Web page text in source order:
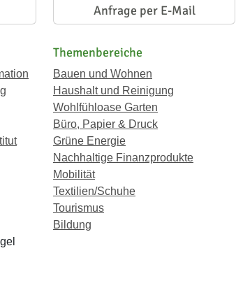
Anfrage per E-Mail
Themenbereiche
Bauen und Wohnen
Haushalt und Reinigung
Wohlfühloase Garten
Büro, Papier & Druck
Grüne Energie
Nachhaltige Finanzprodukte
Mobilität
Textilien/Schuhe
Tourismus
Bildung